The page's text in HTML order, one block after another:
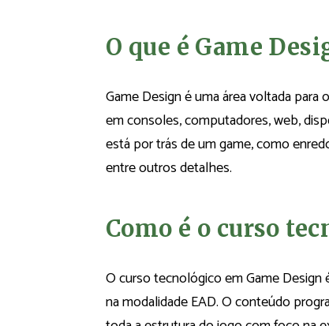
O que é Game
Game Design é uma área voltada
em consoles, computadores, web,
está por trás de um game, como
entre outros detalhes.
Como é o curso
O curso tecnológico em Game
na modalidade EAD. O conteúdo